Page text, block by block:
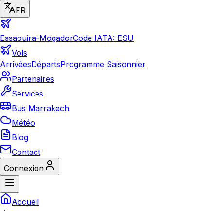
FR
Essaouira-MogadorCode IATA: ESU
Vols
ArrivéesDépartsProgramme Saisonnier
Partenaires
Services
Bus Marrakech
Météo
Blog
Contact
Connexion
Accueil